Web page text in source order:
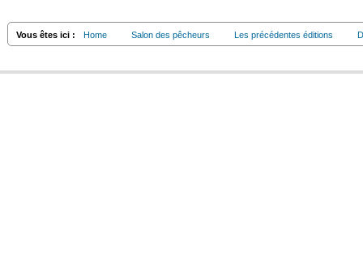
Vous êtes ici : Home Salon des pêcheurs Les précédentes éditions